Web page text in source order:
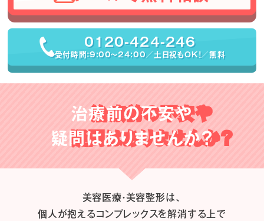
0120-424-246
受付時間：9:00〜24:00／土日祝もOK！／無料
治療前の不安や
疑問はありませんか？
美容医療・美容整形は、
個人が抱えるコンプレックスを解消する上で